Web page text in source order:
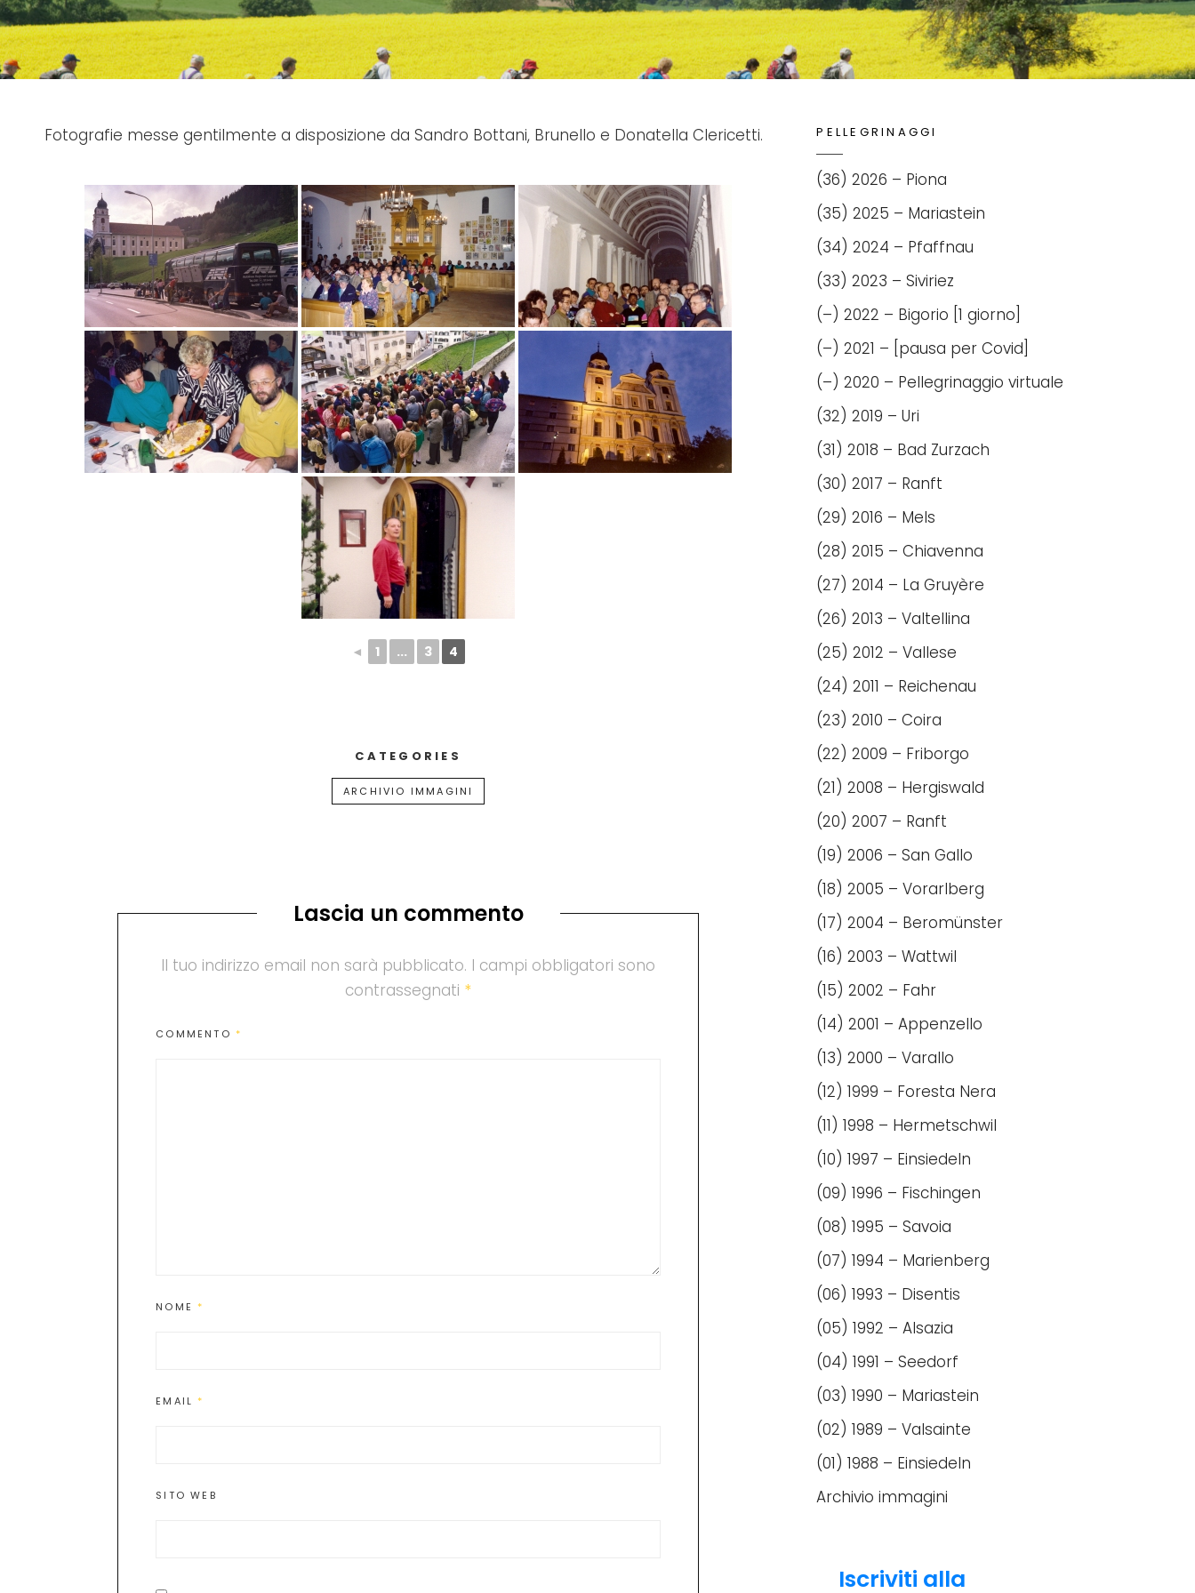
Fotografie messe gentilmente a disposizione da Sandro Bottani, Brunello e Donatella Clericetti.
◄ 1 ... 3 4
CATEGORIES
ARCHIVIO IMMAGINI
Lascia un commento
Il tuo indirizzo email non sarà pubblicato. I campi obbligatori sono
contrassegnati *
COMMENTO *
NOME *
EMAIL *
SITO WEB
PELLEGRINAGGI
(36) 2026 – Piona
(35) 2025 – Mariastein
(34) 2024 – Pfaffnau
(33) 2023 – Siviriez
(–) 2022 – Bigorio [1 giorno]
(–) 2021 – [pausa per Covid]
(–) 2020 – Pellegrinaggio virtuale
(32) 2019 – Uri
(31) 2018 – Bad Zurzach
(30) 2017 – Ranft
(29) 2016 – Mels
(28) 2015 – Chiavenna
(27) 2014 – La Gruyère
(26) 2013 – Valtellina
(25) 2012 – Vallese
(24) 2011 – Reichenau
(23) 2010 – Coira
(22) 2009 – Friborgo
(21) 2008 – Hergiswald
(20) 2007 – Ranft
(19) 2006 – San Gallo
(18) 2005 – Vorarlberg
(17) 2004 – Beromünster
(16) 2003 – Wattwil
(15) 2002 – Fahr
(14) 2001 – Appenzello
(13) 2000 – Varallo
(12) 1999 – Foresta Nera
(11) 1998 – Hermetschwil
(10) 1997 – Einsiedeln
(09) 1996 – Fischingen
(08) 1995 – Savoia
(07) 1994 – Marienberg
(06) 1993 – Disentis
(05) 1992 – Alsazia
(04) 1991 – Seedorf
(03) 1990 – Mariastein
(02) 1989 – Valsainte
(01) 1988 – Einsiedeln
Archivio immagini
Iscriviti alla